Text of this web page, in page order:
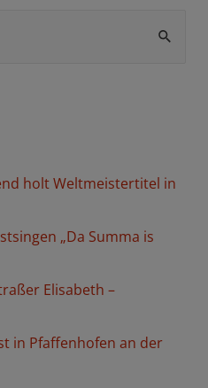
holt Weltmeistertitel in
„Da Summa is
Elisabeth –
in Pfaffenhofen an der